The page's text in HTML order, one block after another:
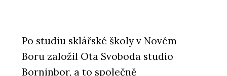
Po studiu sklářské školy v Novém
Boru založil Ota Svoboda studio
Borninbor, a to společně